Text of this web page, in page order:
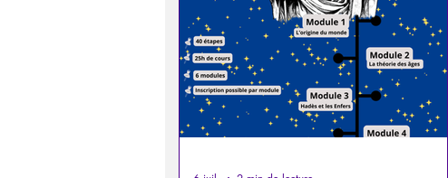
Psychopathologie de la Paranoïa
Retrouver son pouvoir personnel